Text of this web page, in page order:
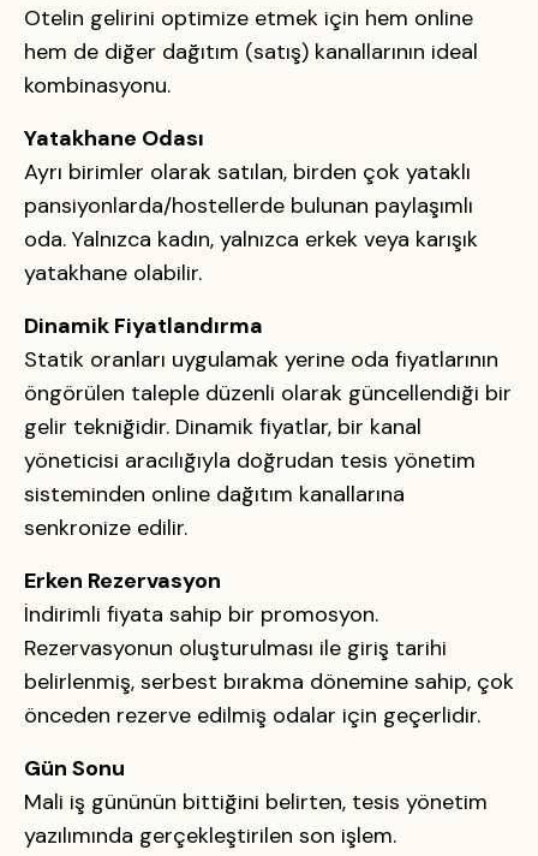
Otelin gelirini optimize etmek için hem online
hem de diğer dağıtım (satış) kanallarının ideal
kombinasyonu.
Yatakhane Odası
Ayrı birimler olarak satılan, birden çok yataklı
pansiyonlarda/hostellerde bulunan paylaşımlı
oda. Yalnızca kadın, yalnızca erkek veya karışık
yatakhane olabilir.
Dinamik Fiyatlandırma
Statik oranları uygulamak yerine oda fiyatlarının
öngörülen taleple düzenli olarak güncellendiği bir
gelir tekniğidir. Dinamik fiyatlar, bir kanal
yöneticisi aracılığıyla doğrudan tesis yönetim
sisteminden online dağıtım kanallarına
senkronize edilir.
Erken Rezervasyon
İndirimli fiyata sahip bir promosyon.
Rezervasyonun oluşturulması ile giriş tarihi
belirlenmiş, serbest bırakma dönemine sahip, çok
önceden rezerve edilmiş odalar için geçerlidir.
Gün Sonu
Mali iş gününün bittiğini belirten, tesis yönetim
yazılımında gerçekleştirilen son işlem.